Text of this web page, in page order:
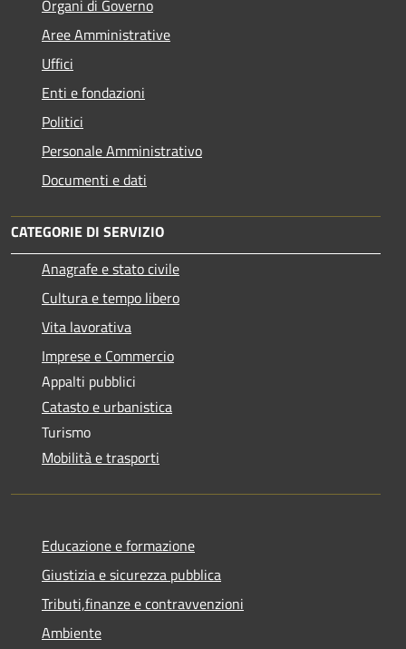
Organi di Governo
Aree Amministrative
Uffici
Enti e fondazioni
Politici
Personale Amministrativo
Documenti e dati
CATEGORIE DI SERVIZIO
Anagrafe e stato civile
Cultura e tempo libero
Vita lavorativa
Imprese e Commercio
Appalti pubblici
Catasto e urbanistica
Turismo
Mobilità e trasporti
Educazione e formazione
Giustizia e sicurezza pubblica
Tributi,finanze e contravvenzioni
Ambiente